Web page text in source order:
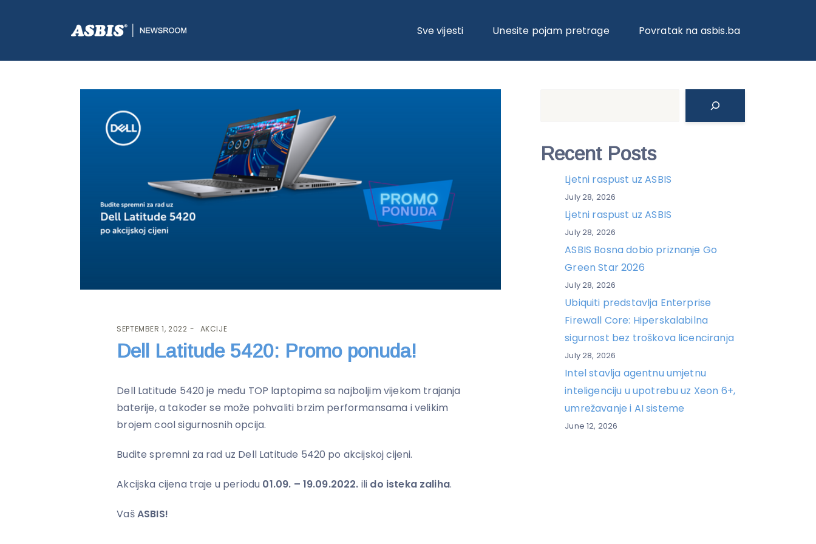
Sve vijesti Unesite pojam pretrage Povratak na asbis.ba
ASBIS.BA>AKCIJE> DELL LATITUDE 5420: PROMO PONUDA!
SEPTEMBER 1, 2022 AKCIJE
Dell Latitude 5420: Promo ponuda!
Dell Latitude 5420 je među TOP laptopima sa najboljim vijekom trajanja
baterije, a također se može pohvaliti brzim performansama i velikim
brojem cool sigurnosnih opcija.
Budite spremni za rad uz Dell Latitude 5420 po akcijskoj cijeni.
Akcijska cijena traje u periodu 01.09. – 19.09.2022. ili do isteka zaliha.
VašASBIS!
Recent Posts
Ljetni raspust uz ASBIS
July 28, 2026
Ljetni raspust uz ASBIS
July 28, 2026
ASBIS Bosna dobio priznanje Go
Green Star 2026
July 28, 2026
Ubiquiti predstavlja Enterprise
Firewall Core: Hiperskalabilna
sigurnost bez troškova licenciranja
July 28, 2026
Intel stavlja agentnu umjetnu
inteligenciju u upotrebu uz Xeon 6+,
umrežavanje i AI sisteme
June 12, 2026